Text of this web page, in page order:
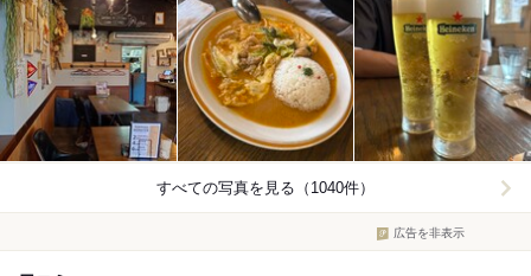
すべての写真を見る（1040件）
広告を非表示